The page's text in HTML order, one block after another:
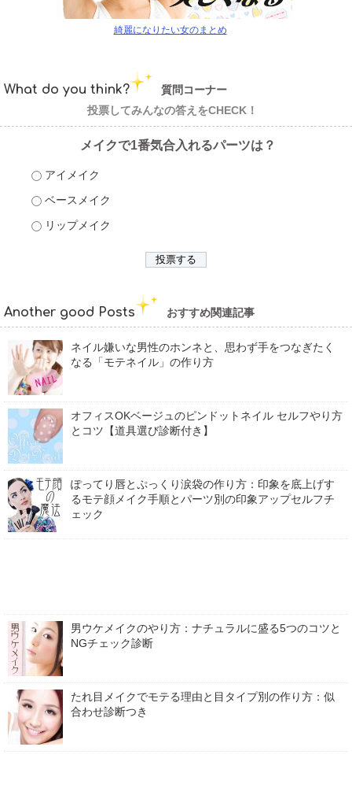
綺麗になりたい女のまとめ
What do you think?
質問コーナー
投票してみんなの答えをCHECK！
メイクで1番気合入れるパーツは？
アイメイク
ベースメイク
リップメイク
Another good Posts おすすめ関連記事
ネイル嫌いな男性のホンネと、思わず手をつなぎたく
なる「モテネイル」の作り方
オフィスOKベージュのピンドットネイル セルフやり方
とコツ【道具選び診断付き】
ぽってり唇とぷっくり涙袋の作り方：印象を底上げす
るモテ顔メイク手順とパーツ別の印象アップセルフチ
ェック
男ウケメイクのやり方：ナチュラルに盛る5つのコツと
NGチェック診断
たれ目メイクでモテる理由と目タイプ別の作り方：似
合わせ診断つき